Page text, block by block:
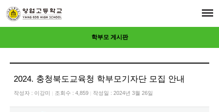
학부모 게시판
2024. 충청북도교육청 학부모기자단 모집 안내
작성자 : 이강미 | 조회수 : 4,859 | 작성일 : 2024년 3월 26일